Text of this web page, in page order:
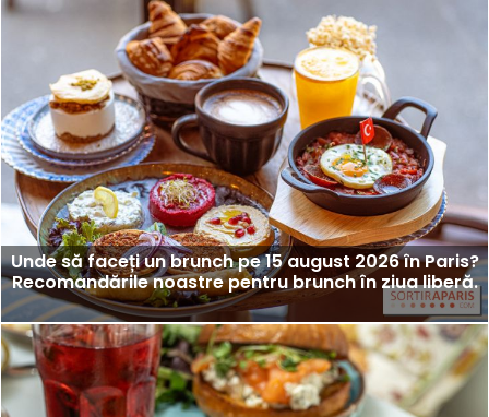
Unde să faceți un brunch pe 15 august 2026 în Paris?
Recomandările noastre pentru brunch în ziua liberă.